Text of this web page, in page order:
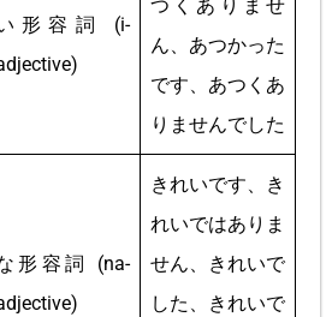
形容詞 (i-
つくありませ
ん、あつかった
です、あつくあ
りませんでした
形容詞 (na-
きれいです、き
れいではありま
せん、きれいで
した、きれいで